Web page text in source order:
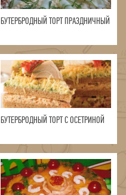
БУТЕРБРОДНЫЙ ТОРТ ПРАЗДНИЧНЫЙ
БУТЕРБРОДНЫЙ ТОРТ С ОСЕТРИНОЙ